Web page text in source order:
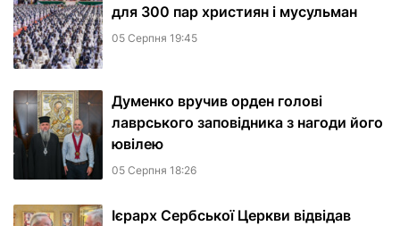
для 300 пар християн і мусульман
05 Серпня 19:45
Думенко вручив орден голові
лаврського заповідника з нагоди його
ювілею
05 Серпня 18:26
Ієрарх Сербської Церкви відвідав